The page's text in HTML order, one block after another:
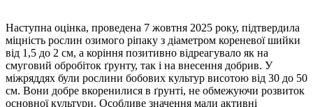
Наступна оцінка, проведена 7 жовтня 2025 року, підтвердила
міцність рослин озимого ріпаку з діаметром кореневої шийки
від 1,5 до 2 см, а коріння позитивно відреагувало як на
смуговий обробіток ґрунту, так і на внесення добрив. У
міжряддях були рослини бобових культур висотою від 30 до 50
см. Вони добре вкоренилися в ґрунті, не обмежуючи розвиток
основної культури. Особливе значення мали активні